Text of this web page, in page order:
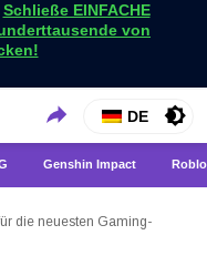
Schließe EINFACHE
von
Neuigkeiten
Spielnachrichten nur bei
DE
Genshin Impact
die neuesten Gaming-